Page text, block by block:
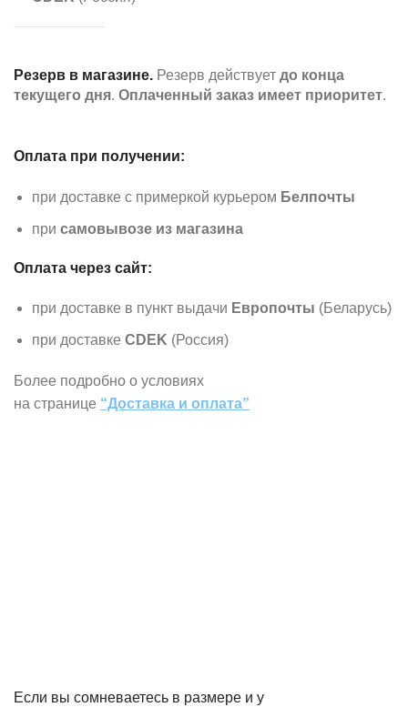
Резерв в магазине. Резерв действует до конца
текущего дня. Оплаченный заказ имеет приоритет.
Оплата при получении:
при доставке с примеркой курьером Белпочты
при самовывозе из магазина
Оплата через сайт:
при доставке в пункт выдачи Европочты (Беларусь)
при доставке CDEK (Россия)
Более подробно о условиях
на странице “Доставка и оплата”
Если вы сомневаетесь в размере и у